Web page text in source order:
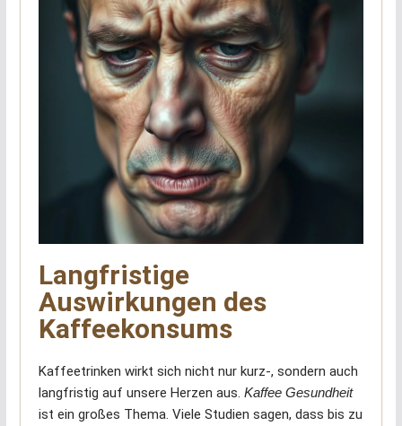
Langfristige
Auswirkungen des
Kaffeekonsums
Kaffeetrinken wirkt sich nicht nur kurz-, sondern auch
langfristig auf unsere Herzen aus. Kaffee Gesundheit
ist ein großes Thema. Viele Studien sagen, dass bis zu